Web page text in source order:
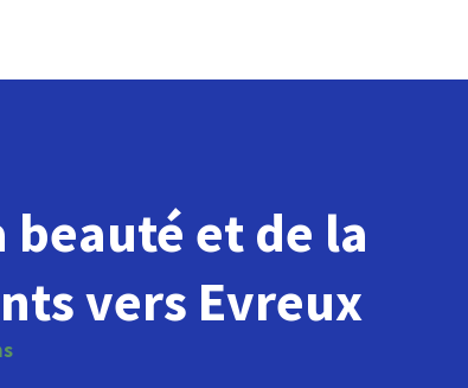
beauté et de la
vers Evreux